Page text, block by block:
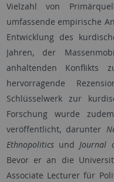
Vielzahl von
umfassende empirische
Entwicklung des
Jahren, der
anhaltenden Konflikts
hervorragende
Schlüsselwerk zur
Forschung wurde
veröffentlicht, darunter
EthnopoliticsundJournal
Bevor er an die
Associate Lecturer für